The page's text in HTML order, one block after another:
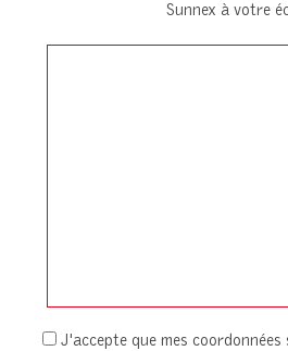
Sunnex à votre
J'accepte que mes